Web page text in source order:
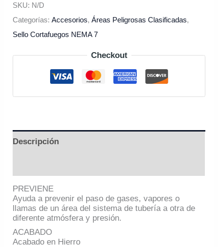
SKU: N/D
Categorías:Accesorios,Áreas Peligrosas Clasificadas,
Sello Cortafuegos NEMA 7
Checkout
Descripción
PREVIENE
Ayuda a prevenir el paso de gases, vapores o
llamas de un área del sistema de tubería a otra de
diferente atmósfera y presión.
ACABADO
Acabado en Hierro